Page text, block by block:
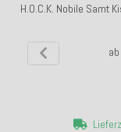
H.O.C.K. Nobile Samt
ab